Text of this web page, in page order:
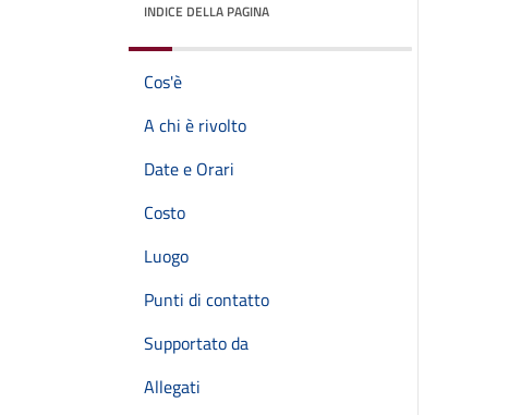
INDICE DELLA PAGINA
Cos'è
A chi è rivolto
Date e Orari
Costo
Luogo
Punti di contatto
Supportato da
Allegati